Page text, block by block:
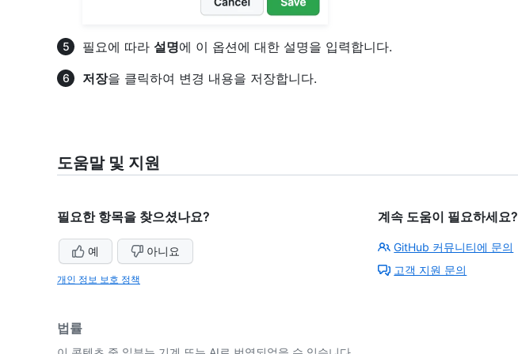
필요에 따라 설명에 이 옵션에 대한 설명을 입력합니다.
저장을 클릭하여 변경 내용을 저장합니다.
도움말 및 지원
필요한 항목을 찾으셨나요?
예 아니요
개인 정보 보호 정책
계속 도움이 필요하세요?
GitHub 커뮤니티에 문의
고객 지원 문의
법률